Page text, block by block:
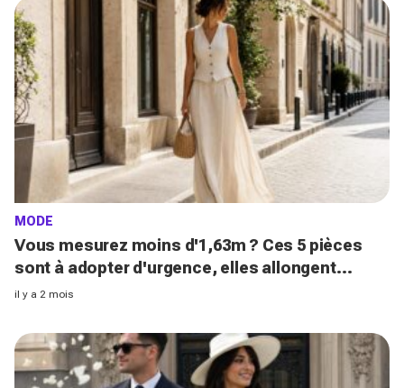
MODE
Vous mesurez moins d'1,63m ? Ces 5 pièces
sont à adopter d'urgence, elles allongent
vraiment votre silhouette
il y a 2 mois